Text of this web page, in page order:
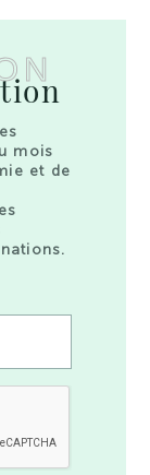
mois
et de